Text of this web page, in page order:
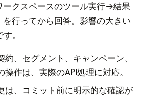
クスペースのツール実行→結果
行ってから回答。影響の大きい
。
約、セグメント、キャンペーン、
操作は、実際のAPI処理に対応。
は、コミット前に明示的な確認が